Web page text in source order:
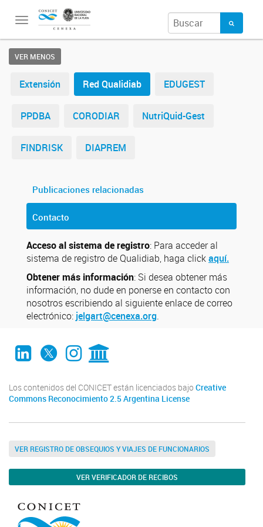
Toggle
VER MENOS
Extensión Red Qualidiab EDUGEST
PPDBA CORODIAR NutriQuid-Gest
FINDRISK DIAPREM
Publicaciones relacionadas
Contacto
Acceso al sistema de registro: Para acceder al
sistema de registro de Qualidiab, haga clickaquí.
Obtener más información: Si desea obtener más
información, no dude en ponerse en contacto con
nosotros escribiendo al siguiente enlace de correo
electrónico: jelgart@cenexa.org.
LinkedIn
Twitter
Instagram
CONICET Digital
Los contenidos del CONICET están licenciados bajo Creative
Commons Reconocimiento 2.5 Argentina License
VER REGISTRO DE OBSEQUIOS Y VIAJES DE FUNCIONARIOS
VER VERIFICADOR DE RECIBOS